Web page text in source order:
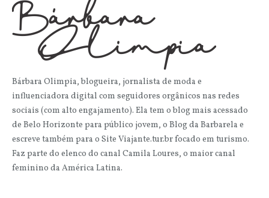
Bárbara Olimpia, blogueira, jornalista de moda e
influenciadora digital com seguidores orgânicos nas redes
sociais (com alto engajamento). Ela tem o blog mais acessado
de Belo Horizonte para público jovem, o Blog da Barbarela e
escreve também para o Site Viajante.tur.br focado em turismo.
Faz parte do elenco do canal Camila Loures, o maior canal
feminino da América Latina.